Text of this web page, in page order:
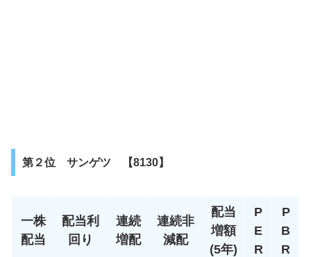
第２位 サンゲツ 【8130】
一株
配当
配当利
回り
連続
増配
連続非
減配
配当
増額
(5年)
P
E
R
P
B
R